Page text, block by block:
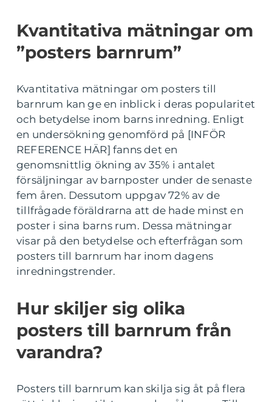
Kvantitativa mätningar om
”posters barnrum”
Kvantitativa mätningar om posters till
barnrum kan ge en inblick i deras popularitet
och betydelse inom barns inredning. Enligt
en undersökning genomförd på [INFÖR
REFERENCE HÄR] fanns det en
genomsnittlig ökning av 35% i antalet
försäljningar av barnposter under de senaste
fem åren. Dessutom uppgav 72% av de
tillfrågade föräldrarna att de hade minst en
poster i sina barns rum. Dessa mätningar
visar på den betydelse och efterfrågan som
posters till barnrum har inom dagens
inredningstrender.
Hur skiljer sig olika
posters till barnrum från
varandra?
Posters till barnrum kan skilja sig åt på flera